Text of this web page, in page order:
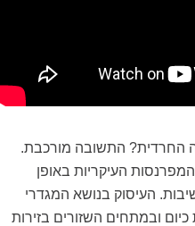
החרדית? התשובה מורכבת.
העיקריות באופן
העיסוק בנושא המגדרי
כיום ובמתחים השזורים בזירות